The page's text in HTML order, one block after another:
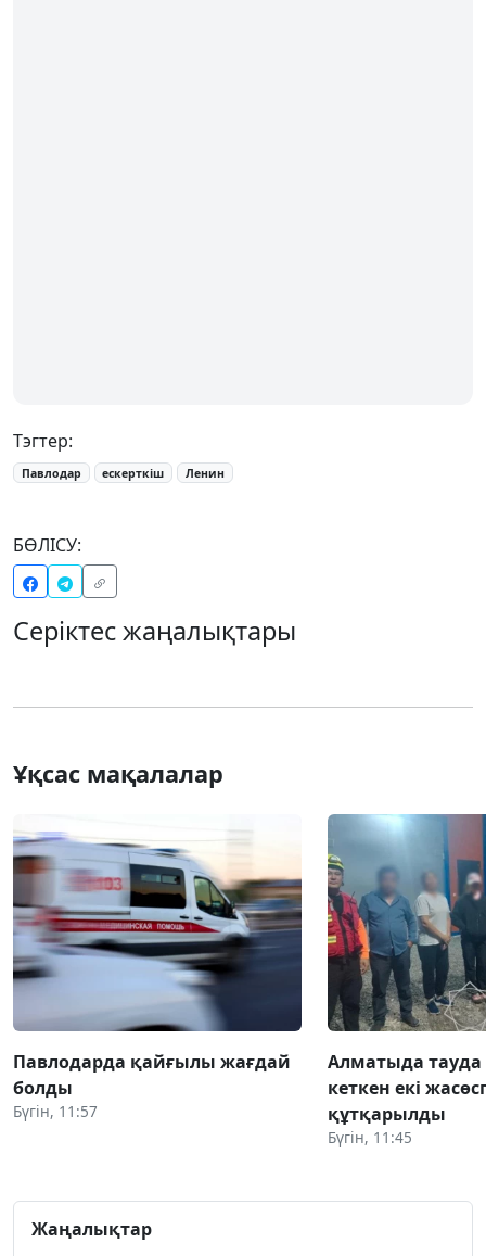
Тэгтер:
Павлодар ескерткіш Ленин
БӨЛІСУ:
Серіктес жаңалықтары
Ұқсас мақалалар
Павлодарда қайғылы жағдай
болды
Бүгін, 11:57
Алматыда
кеткен екі
құтқарылды
Бүгін, 11:45
Жаңалықтар